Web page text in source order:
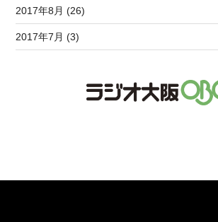
2017年8月 (26)
2017年7月 (3)